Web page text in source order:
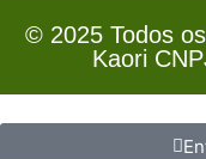
© 2025 Todos
Kaori